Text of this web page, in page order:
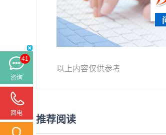
以上内容仅供参考
推荐阅读
41
咨询
回电